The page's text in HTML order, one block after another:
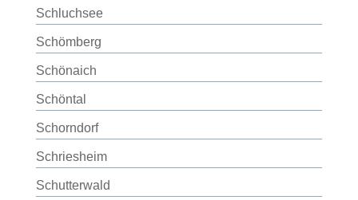
Schluchsee
Schömberg
Schönaich
Schöntal
Schorndorf
Schriesheim
Schutterwald